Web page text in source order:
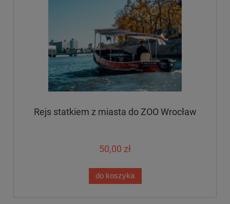
Rejs statkiem z miasta do ZOO Wrocław
50,00 zł
do koszyka